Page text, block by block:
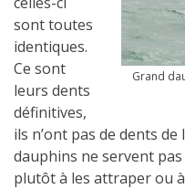
Grand
sont toutes
identiques.
Ce sont
leurs dents
définitives,
ils n’ont pas de dents
dauphins ne servent
plutôt à les attraper ou